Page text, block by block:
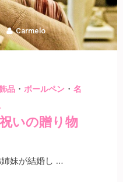
Carmelo
品 ・ ボールペン ・ 名
いの贈り物
妹が結婚し …